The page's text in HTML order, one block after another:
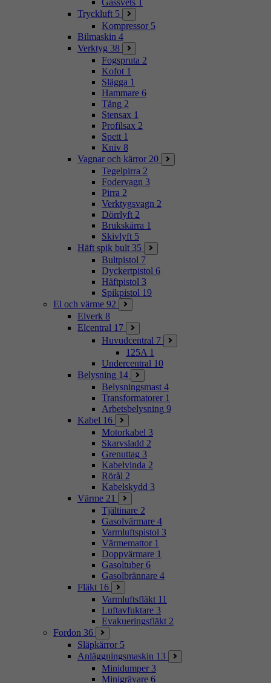
Tryckluft 5
Kompressor 5
Bilmaskin 4
Verktyg 38
Fogspruta 2
Kofot 1
Slägga 1
Hammare 6
Tång 2
Stensax 1
Profilsax 2
Spett 1
Kniv 8
Vagnar och kärror 20
Tegelpirra 2
Fodervagn 3
Pirra 2
Verktygsvagn 2
Dörrlyft 2
Brukskärra 1
Skivlyft 5
Häft spik bult 35
Bultpistol 7
Dyckertpistol 6
Häftpistol 3
Spikpistol 19
El och värme 92
Elverk 8
Elcentral 17
Huvudcentral 7
125A 1
Undercentral 10
Belysning 14
Belysningsmast 4
Transformatorer 1
Arbetsbelysning 9
Kabel 16
Motorkabel 3
Skarvsladd 2
Grenuttag 3
Kabelvinda 2
Rörål 2
Kabelskydd 3
Värme 21
Tjältinare 2
Gasolvärmare 4
Varmluftspistol 3
Värmemattor 1
Doppvärmare 1
Gasoltuber 6
Gasolbrännare 4
Fläkt 16
Varmluftsfläkt 11
Luftavfuktare 3
Evakueringsfläkt 2
Fordon 36
Släpkärror 5
Anläggningsmaskin 13
Minidumper 3
Minigrävare 6